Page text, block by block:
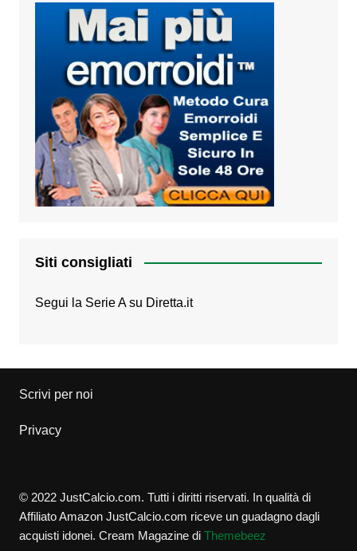
Siti consigliati
Segui la Serie A su Diretta.it
Scrivi per noi
Privacy
© 2022 JustCalcio.com. Tutti i diritti riservati. In qualità di
Affiliato Amazon JustCalcio.com riceve un guadagno dagli
acquisti idonei. Cream Magazine di Themebeez